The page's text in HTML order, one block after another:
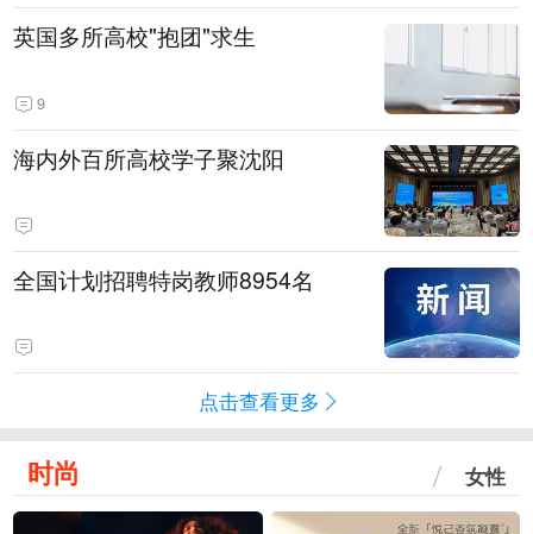
英国多所高校"抱团"求生
9
海内外百所高校学子聚沈阳
全国计划招聘特岗教师8954名
点击查看更多
时尚 女性